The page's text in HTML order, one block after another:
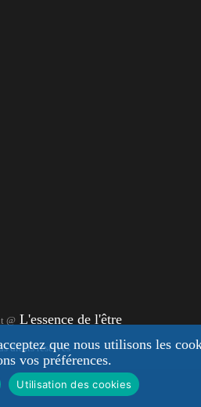
@ L'essence de l'être
droits réservésque nous utilisons les
vos préférences.
Utilisation des cookies